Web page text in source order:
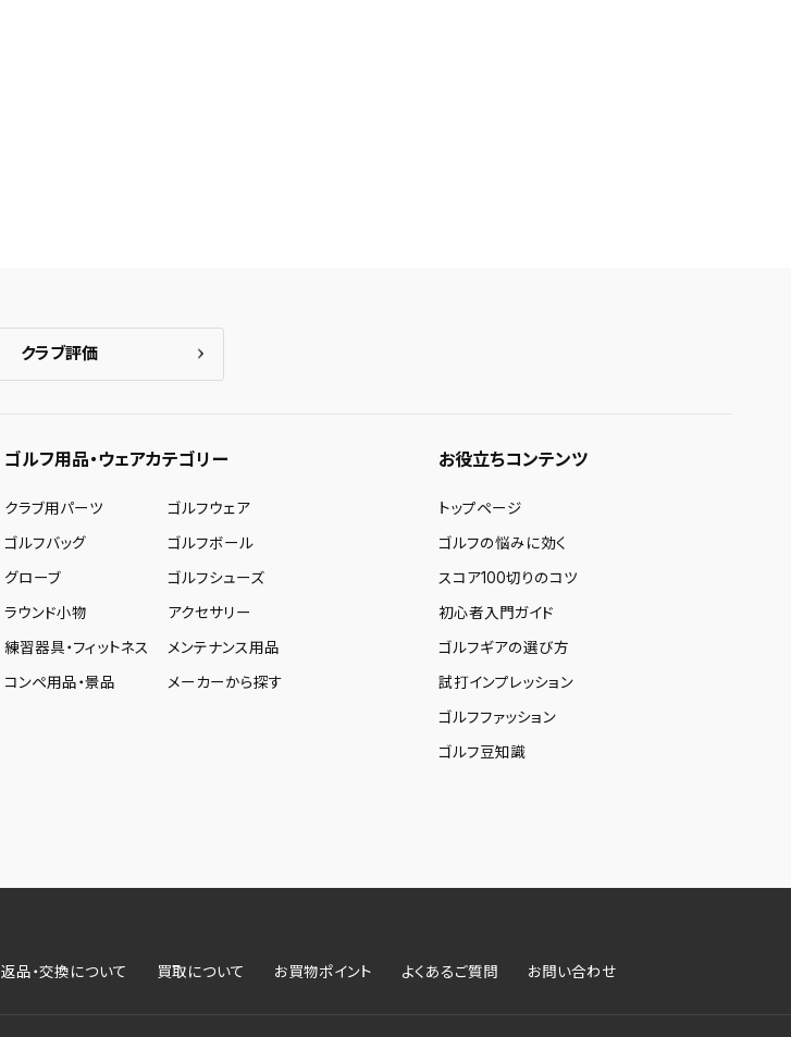
クラブ評価
ゴルフ用品・ウェアカテゴリー
クラブ用パーツ
ゴルフウェア
ゴルフバッグ
ゴルフボール
グローブ
ゴルフシューズ
ラウンド小物
アクセサリー
練習器具・フィットネス
メンテナンス用品
コンペ用品・景品
メーカーから探す
お役立ちコンテンツ
トップページ
ゴルフの悩みに効く
スコア100切りのコツ
初心者入門ガイド
ゴルフギアの選び方
試打インプレッション
ゴルフファッション
ゴルフ豆知識
返品・交換について 買取について お買物ポイント よくあるご質問 お問い合わせ